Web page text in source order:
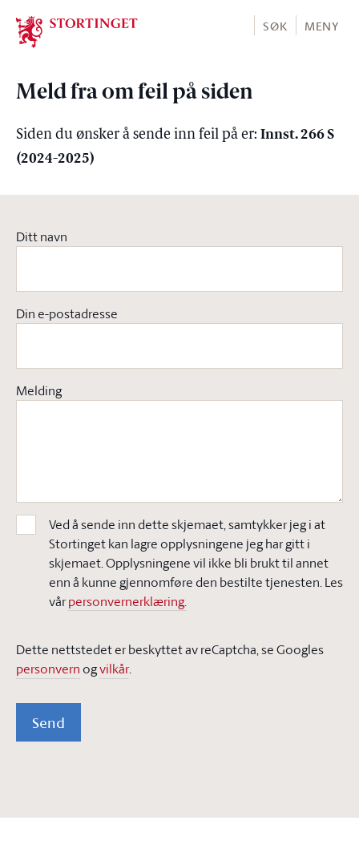
Stortinget.no
SØK MENY
Meld fra om feil på siden
Siden du ønsker å sende inn feil på er: Innst. 266 S
(2024-2025)
Ditt navn
Din e-postadresse
Melding
Ved å sende inn dette skjemaet, samtykker jeg i at
Stortinget kan lagre opplysningene jeg har gitt i
skjemaet. Opplysningene vil ikke bli brukt til annet
enn å kunne gjennomføre den bestilte tjenesten. Les
vårpersonvernerklæring.
Dette nettstedet er beskyttet av reCaptcha, se Googles
personvern ogvilkår.
Send